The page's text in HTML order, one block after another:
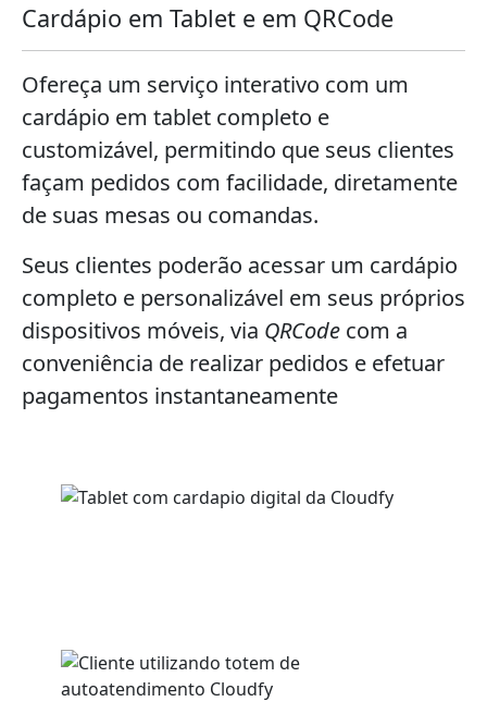
Cardápio em Tablet e em QRCode
Ofereça um serviço interativo com um
cardápio em tablet completo e
customizável, permitindo que seus clientes
façam pedidos com facilidade, diretamente
de suas mesas ou comandas.
Seus clientes poderão acessar um cardápio
completo e personalizável em seus próprios
dispositivos móveis, via QRCode com a
conveniência de realizar pedidos e efetuar
pagamentos instantaneamente